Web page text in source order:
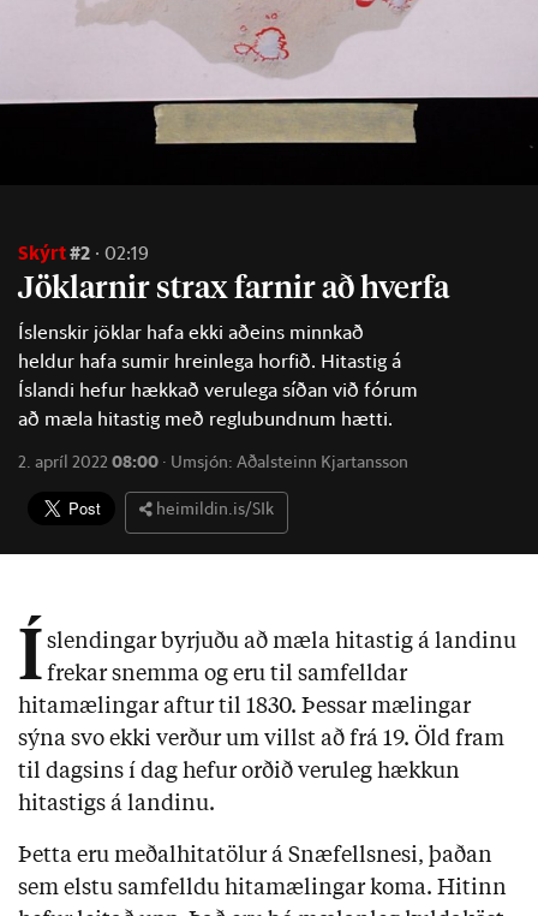
Skýrt#2 02:19
Jökl­arn­ir strax farn­ir að hverfa
Íslenskir jöklar hafa ekki aðeins minnkað
heldur hafa sumir hreinlega horfið. Hitastig á
Íslandi hefur hækkað verulega síðan við fórum
að mæla hitastig með reglubundnum hætti.
2. apríl 2022 08:00 · Umsjón: Aðalsteinn Kjartansson
heimildin.is/SIk
Í slendingar byrjuðu að mæla hitastig á landinu
frekar snemma og eru til samfelldar
hitamælingar aftur til 1830. Þessar mælingar
sýna svo ekki verður um villst að frá 19. Öld fram
til dagsins í dag hefur orðið veruleg hækkun
hitastigs á landinu.
Þetta eru meðalhitatölur á Snæfellsnesi, þaðan
sem elstu samfelldu hitamælingar koma. Hitinn